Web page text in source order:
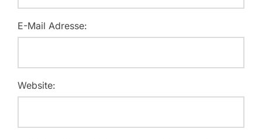
E-Mail Adresse:
Website: